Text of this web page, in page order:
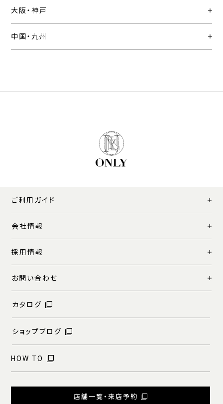
大阪・神戸
中国・九州
ご利用ガイド
会社情報
採用情報
お問い合わせ
カタログ
ショップブログ
HOW TO
店舗一覧・来店予約